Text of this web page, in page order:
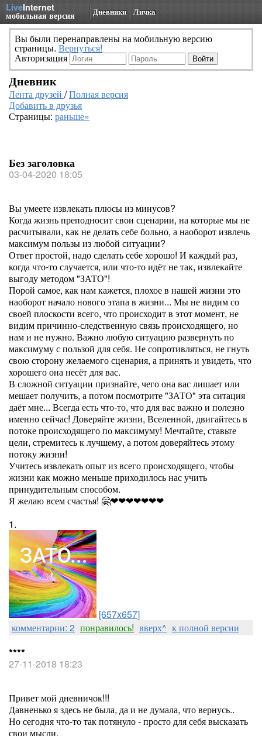
LiveInternet
мобильная версия Дневники Личка
Вы были перенаправлены на мобильную версию
страницы. Вернуться!
Авторизация
Дневник
Лента друзей /Полная версия
Добавить в друзья
Страницы: раньше»
Без заголовка
03-04-2020 18:05
Вы умеете извлекать плюсы из минусов?
Когда жизнь преподносит свои сценарии, на которые мы не
расчитывали, как не делать себе больно, а наоборот извлечь
максимум пользы из любой ситуации?
Ответ простой, надо сделать себе хорошо! И каждый раз,
когда что-то случается, или что-то идёт не так, извлекайте
выгоду методом "ЗАТО"!
Порой самое, как нам кажется, плохое в нашей жизни это
наоборот начало нового этапа в жизни... Мы не видим со
своей плоскости всего, что происходит в этот момент, не
видим причинно-следственную связь происходящего, но
нам и не нужно. Важно любую ситуацию развернуть по
максимуму с пользой для себя. Не сопротивляться, не гнуть
свою сторону желаемого сценария, а принять и увидеть, что
хорошего она несёт для вас.
В сложной ситуации признайте, чего она вас лишает или
мешает получить, а потом посмотрите "ЗАТО" эта ситация
даёт мне... Всегда есть что-то, что для вас важно и полезно
именно сейчас! Доверяйте жизни, Вселенной, двигайтесь в
потоке происходящего по максимуму! Мечтайте, ставьте
цели, стремитесь к лучшему, а потом доверяйтесь этому
потоку жизни!
Учитесь извлекать опыт из всего происходящего, чтобы
жизни как можно меньше приходилось нас учить
принудительным способом.
Я желаю всем счастья! 🤗❤❤❤❤❤❤❤
1.
[657x657]
комментарии: 2 понравилось! вверх^ к полной версии
****
27-11-2018 18:23
Привет мой дневничок!!!
Давненько я здесь не была, да и не думала, что вернусь..
Но сегодня что-то так потянуло - просто для себя высказать
свои мысли.